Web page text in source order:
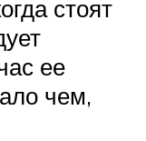
стоят
ее
чем,